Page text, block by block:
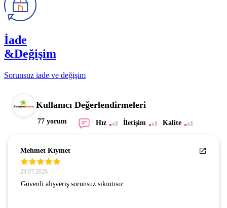
İade
&Değişim
Sorunsuz iade ve değişim
Kullanıcı Değerlendirmeleri
77 yorum Hız İletişim Kalite
Mehmet Kıymet
23.07.2026
Güvenli alışveriş sorunsuz sıkıntısız